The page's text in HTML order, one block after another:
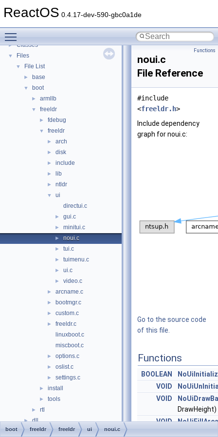
ReactOS 0.4.17-dev-590-gbc0a1de
Deprecated List
►
► Classes
▼ Files
▼ File List
► base
▼ boot
► armllb
▼ freeldr
► fdebug
▼ freeldr
► arch
► disk
► include
► lib
► ntldr
▼
ui
directui.c
► gui.c
► minitui.c
► noui.c
► tui.c
► tuimenu.c
► ui.c
► video.c
► arcname.c
► bootmgr.c
► custom.c
►
freeldr.c
linuxboot.c
miscboot.c
► options.c
► oslist.c
► settings.c
► install
► tools
► rtl
► dll
► drivers
Functions
noui.c
File Reference
#include
<freeldr.h>
Include dependency
graph for noui.c:
Go to the source code
of this file.
Functions
BOOLEAN
VOID
VOID
DrawHeight)
VOID
NoUiFillArea
boot freeldr freeldr ui noui.c